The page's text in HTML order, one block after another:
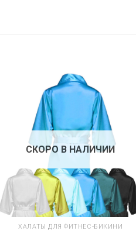
СКОРО В НАЛИЧИИ
ХАЛАТЫ ДЛЯ ФИТНЕС-БИКИНИ